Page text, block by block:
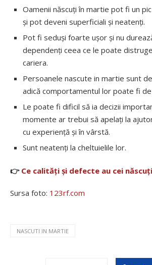
Oamenii născuți în martie pot fi un
și pot deveni superficiali și neatenți.
Pot fi seduși foarte ușor și nu
dependenți ceea ce le poate
cariera.
Persoanele nascute in martie sunt
adică comportamentul lor poate fi
Le poate fi dificil să ia decizii
momente ar trebui să apelați la
cu experiență și în vârstă.
Sunt neatenți la cheltuielile lor.
👉 Ce calități și defecte au cei
Sursa foto: 123rf.com
NASCUTI IN MARTIE